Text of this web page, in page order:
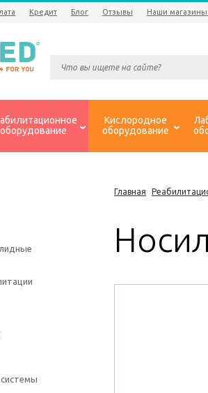
Кредит Блог Отзывы Наши магазины
оборудование
Кислородное
оборудование
Главная